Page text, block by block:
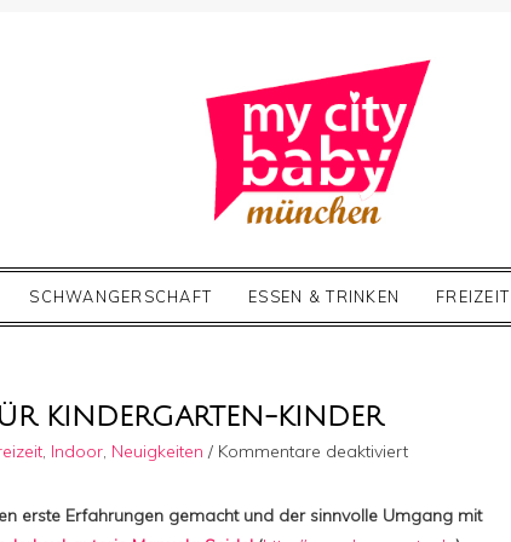
SCHWANGERSCHAFT ESSEN & TRINKEN FREIZEIT
KINDERGARTEN-KINDER
, Indoor, Neuigkeiten / Kommentare deaktiviertfür
für
erste Erfahrungen gemacht und der sinnvolle Umgang mit